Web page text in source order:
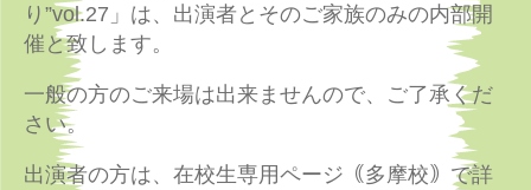
り”vol.27」は、出演者とそのご家族のみの内部開
催と致します。
一般の方のご来場は出来ませんので、ご了承くだ
さい。
出演者の方は、在校生専用ページ｟多摩校｠で詳